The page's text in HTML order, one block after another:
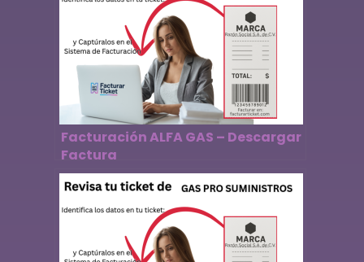
Facturación ALFA GAS – Descargar
Factura